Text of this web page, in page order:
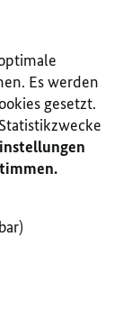
Es werden
gesetzt.